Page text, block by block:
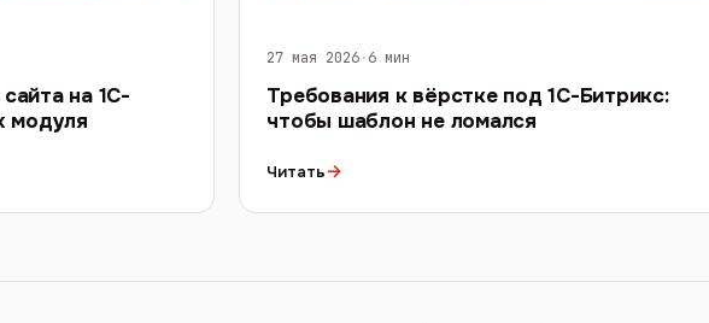
на 1С-
модуля
27 мая 2026·6 мин
Требования к вёрстке под 1С-Битрикс:
чтобы шаблон не ломался
Читать→